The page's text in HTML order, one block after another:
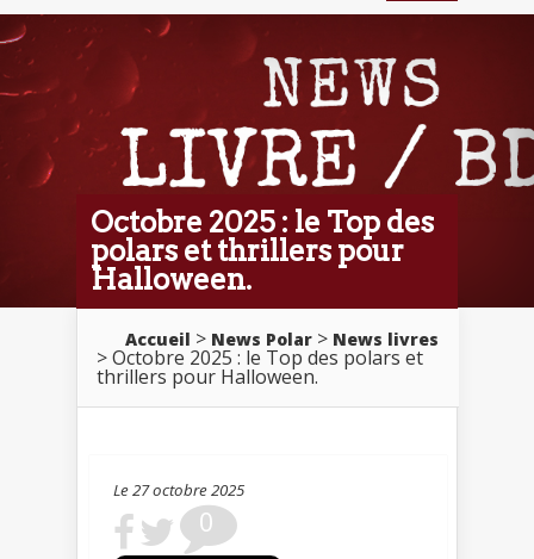
Octobre 2025 : le Top des
polars et thrillers pour
Halloween.
Accueil > News Polar > News livres
> Octobre 2025 : le Top des polars et
thrillers pour Halloween.
Le 27 octobre 2025
0